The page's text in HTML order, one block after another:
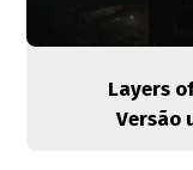
Layers
Versão